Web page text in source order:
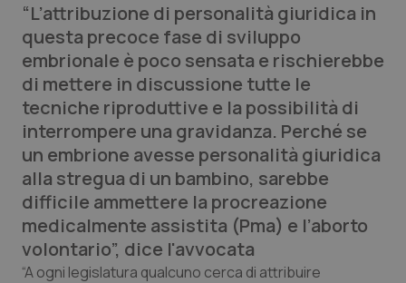
Lettere al direttore
Edizioni Regionali
QS Pro
Professionisti Sanitari.AI
Abruzzo
Basilicata
QS Pro Gold
Artrite & artrosi
QS Club Newsletter
“L’attribuzione di personalità giuridica in
questa precoce fase di sviluppo
embrionale è poco sensata e rischierebbe
di mettere in discussione tutte le
tecniche riproduttive e la possibilità di
interrompere una gravidanza. Perché se
un embrione avesse personalità giuridica
alla stregua di un bambino, sarebbe
difficile ammettere la procreazione
medicalmente assistita (Pma) e l’aborto
volontario”, dice l'avvocata
“A ogni legislatura qualcuno cerca di attribuire